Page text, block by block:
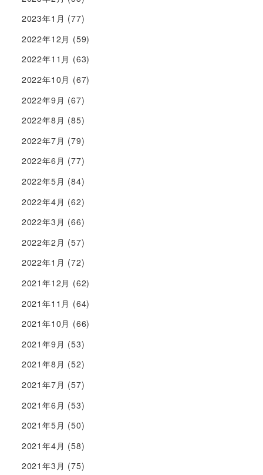
2023年1月 (77)
2022年12月 (59)
2022年11月 (63)
2022年10月 (67)
2022年9月 (67)
2022年8月 (85)
2022年7月 (79)
2022年6月 (77)
2022年5月 (84)
2022年4月 (62)
2022年3月 (66)
2022年2月 (57)
2022年1月 (72)
2021年12月 (62)
2021年11月 (64)
2021年10月 (66)
2021年9月 (53)
2021年8月 (52)
2021年7月 (57)
2021年6月 (53)
2021年5月 (50)
2021年4月 (58)
2021年3月 (75)